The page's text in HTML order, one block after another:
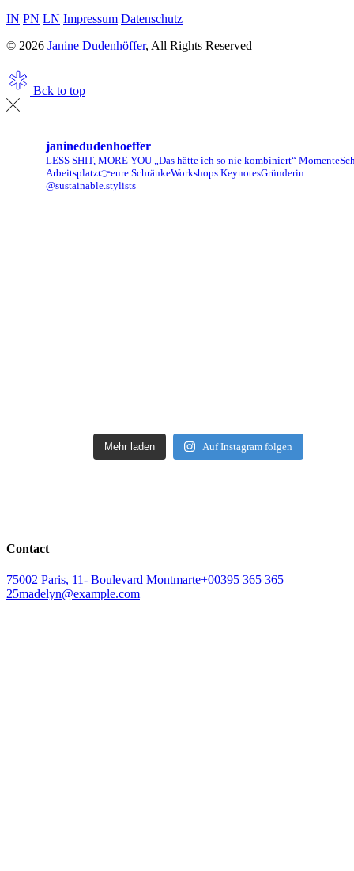
IN PN LN Impressum Datenschutz
© 2026 Janine Dudenhöffer, All Rights Reserved
Bck to top
janinedudenhoeffer
LESS SHIT, MORE YOU „Das hätte ich so nie kombiniert“ Momente
Arbeitsplatz👉eure SchränkeWorkshops KeynotesGründerin
@sustainable.stylists
Mehr laden Auf Instagram folgen
Contact
75002 Paris, 11- Boulevard Montmarte+00395 365 365
25madelyn@example.com